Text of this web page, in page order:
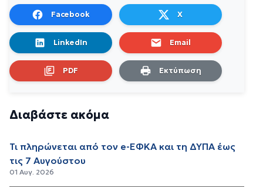
Facebook X
LinkedIn Email
PDF Εκτύπωση
Διαβάστε ακόμα
Τι πληρώνεται από τον e-ΕΦΚΑ και τη ΔΥΠΑ έως
τις 7 Αυγούστου
01 Αυγ. 2026